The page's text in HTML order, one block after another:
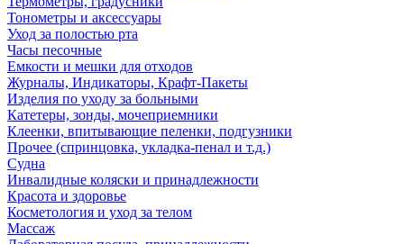
Тонометры и аксессуары
Уход за полостью рта
Часы песочные
Емкости и мешки для отходов
Журналы, Индикаторы, Крафт-Пакеты
Изделия по уходу за больными
Катетеры, зонды, мочеприемники
Клеенки, впитывающие пеленки, подгузники
Прочее (спринцовка, укладка-пенал и т.д.)
Судна
Инвалидные коляски и принадлежности
Красота и здоровье
Косметология и уход за телом
Массаж